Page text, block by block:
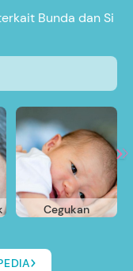
Bunda dan Si
Cegukan